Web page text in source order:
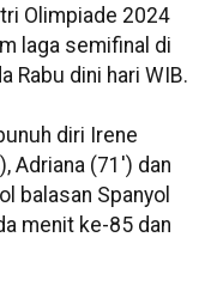
Olimpiade 2024
laga semifinal di
Rabu dini hari WIB.
diri Irene
Adriana (71') dan
balasan Spanyol
menit ke-85 dan